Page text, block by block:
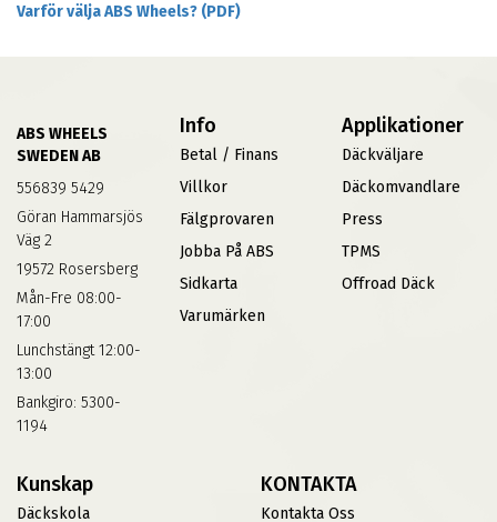
Varför välja ABS Wheels? (PDF)
ABS WHEELS
SWEDEN AB
556839 5429
Göran Hammarsjös
Väg 2
19572 Rosersberg
Mån-Fre 08:00-
17:00
Lunchstängt 12:00-
13:00
Bankgiro: 5300-
1194
Info
Betal / Finans
Villkor
Fälgprovaren
Jobba På ABS
Sidkarta
Varumärken
Applikationer
Däckväljare
Däckomvandlare
Press
TPMS
Offroad Däck
Kunskap
Däckskola
KONTAKTA
Kontakta Oss